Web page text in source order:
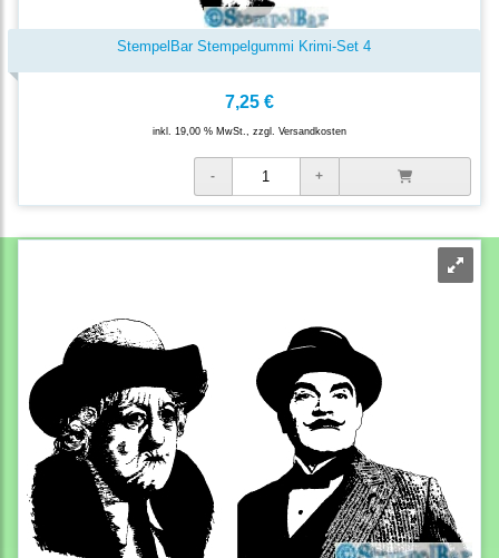
StempelBar Stempelgummi Krimi-Set 4
7,25 €
inkl. 19,00 % MwSt., zzgl. Versandkosten